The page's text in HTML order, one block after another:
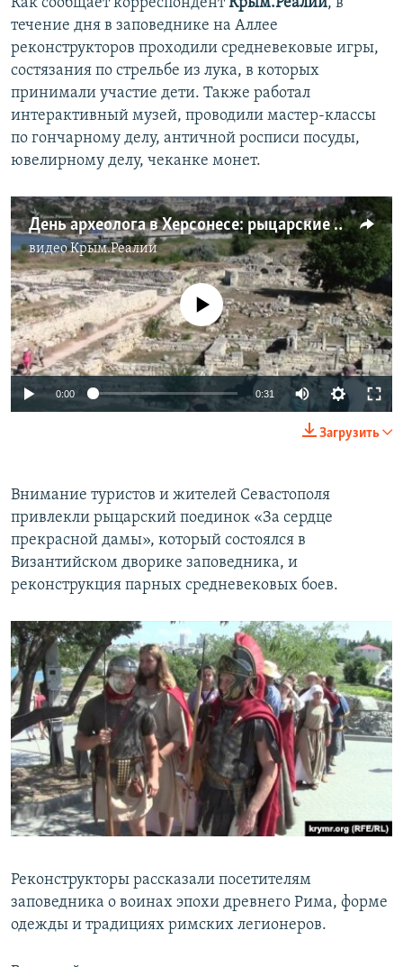
Как сообщает корреспондентКрым.Реалии, в
течение дня в заповеднике на Аллее
реконструкторов проходили средневековые игры,
состязания по стрельбе из лука, в которых
принимали участие дети. Также работал
интерактивный музей, проводили мастер-классы
по гончарному делу, античной росписи посуды,
ювелирному делу, чеканке монет.
День археолога в Херсонесе: рыцарские бои и римские легионеры (видео)
видеоКрым.Реалии
No media source currently available
0:00 0:31
Загрузить
Внимание туристов и жителей Севастополя
привлекли рыцарский поединок «За сердце
прекрасной дамы», который состоялся в
Византийском дворике заповедника, и
реконструкция парных средневековых боев.
Реконструкторы рассказали посетителям
заповедника о воинах эпохи древнего Рима, форме
одежды и традициях римских легионеров.